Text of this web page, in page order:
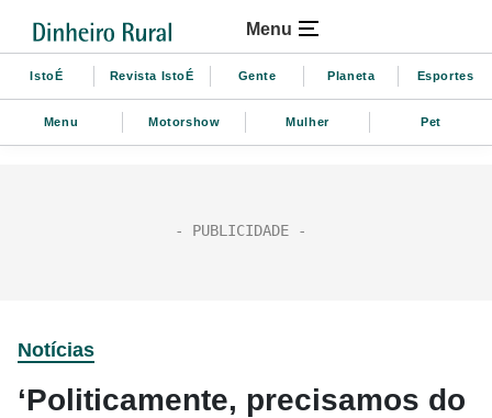
Menu
IstoÉ Revista IstoÉ Gente Planeta Esportes
Menu Motorshow Mulher Pet
Notícias
‘Politicamente, precisamos do